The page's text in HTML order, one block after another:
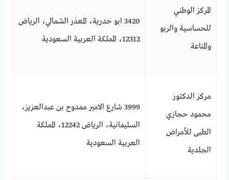
المركز الوطني
للحساسية والربو
والمناعة
3420 ابو حدرية، المعذر الشمالي، الرياض
12312، المملكة العربية السعودية
مركز الدكتور
محمود حجازي
الطبى للأمراض
الجلدية
3999 شارع الامير ممدوح بن عبدالعزيز،
السليمانية، الرياض 12242، المملكة
العربية السعودية